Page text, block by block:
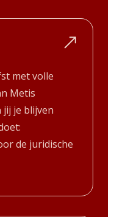
met volle
Metis
jij je blijven
de juridische